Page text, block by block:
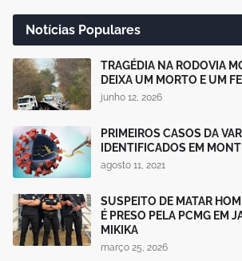
Notícias Populares
TRAGÉDIA NA RODOVIA
DEIXA UM MORTO E UM
junho 12, 2026
PRIMEIROS CASOS DA
IDENTIFICADOS EM
agosto 11, 2021
SUSPEITO DE MATAR
É PRESO PELA PCMG EM
MIKIKA
março 25, 2026